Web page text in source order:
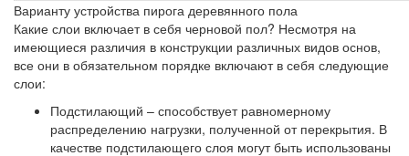
Варианту устройства пирога деревянного пола
Какие слои включает в себя черновой пол? Несмотря на
имеющиеся различия в конструкции различных видов основ,
все они в обязательном порядке включают в себя следующие
слои:
Подстилающий – способствует равномерному
распределению нагрузки, полученной от перекрытия. В
качестве подстилающего слоя могут быть использованы